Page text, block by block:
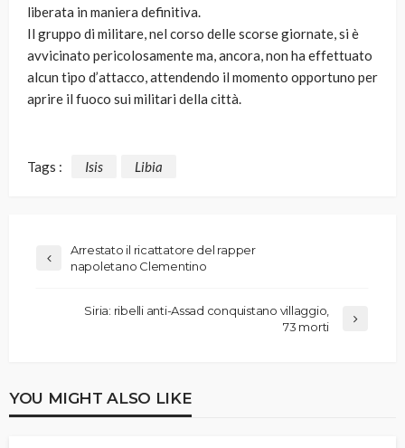
liberata in maniera definitiva.
Il gruppo di militare, nel corso delle scorse giornate, si è
avvicinato pericolosamente ma, ancora, non ha effettuato
alcun tipo d’attacco, attendendo il momento opportuno per
aprire il fuoco sui militari della città.
Tags : Isis Libia
Arrestato il ricattatore del rapper
napoletano Clementino
Siria: ribelli anti-Assad conquistano villaggio,
73 morti
YOU MIGHT ALSO LIKE